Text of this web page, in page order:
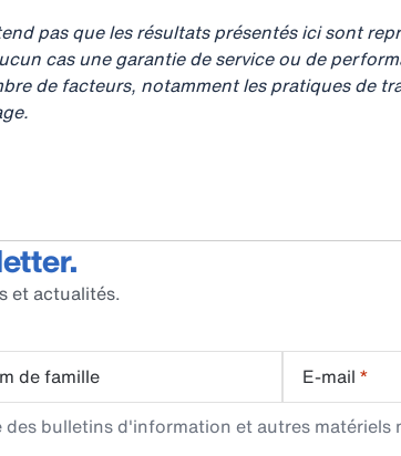
pas que les résultats présentés ici sont
cas une garantie de service ou de
de facteurs, notamment les pratiques de
et actualités.
de famille E-mail *
des bulletins d'information et autres